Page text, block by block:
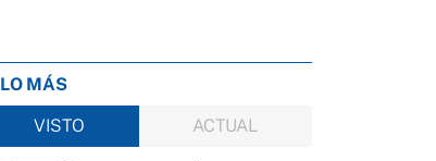
LO MÁS
VISTO
ACTUAL